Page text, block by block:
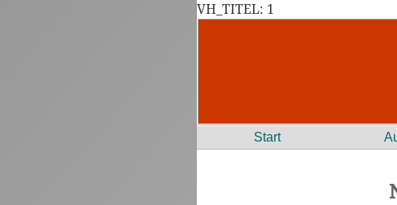
VH_TITEL: 1
Start